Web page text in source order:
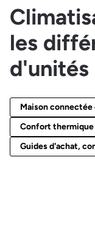
les
Maison
Confort
Guides d'achat,